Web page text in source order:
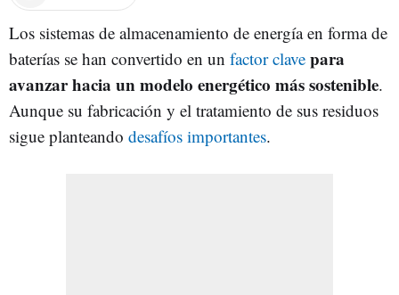
Los sistemas de almacenamiento de energía en forma de
baterías se han convertido en un factor clave para
avanzar hacia un modelo energético más sostenible.
Aunque su fabricación y el tratamiento de sus residuos
sigue planteando desafíos importantes.